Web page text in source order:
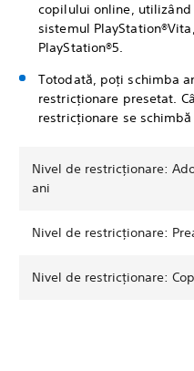
copilului online, utilizând
sistemul
PlayStation®5.
Totodată, poți schimba
restricționare presetat.
restricționare se
Nivel de restricționare:
ani
Nivel de restricționare:
Nivel de restricționare: